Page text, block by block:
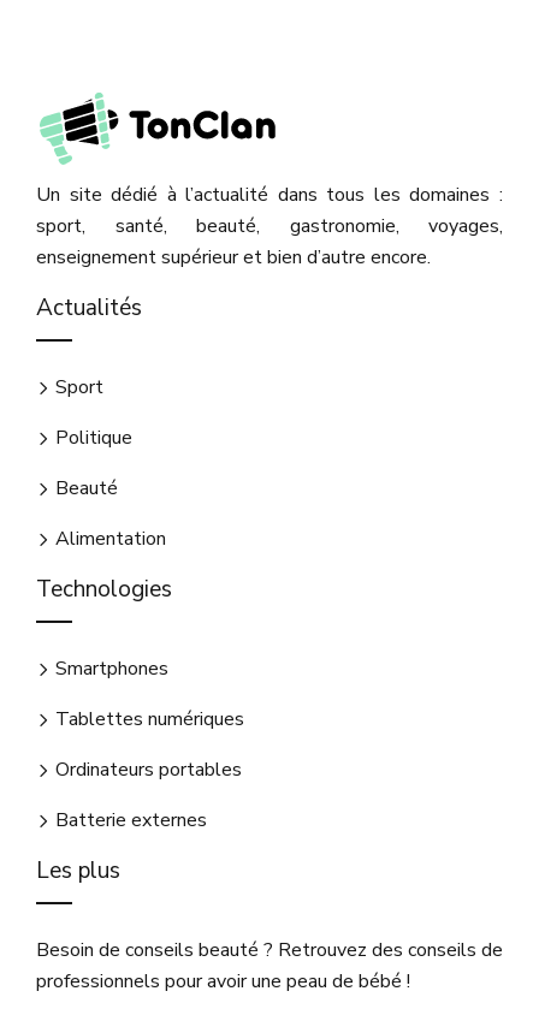
Un site dédié à l’actualité dans tous les domaines :
sport, santé, beauté, gastronomie, voyages,
enseignement supérieur et bien d’autre encore.
Actualités
Sport
Politique
Beauté
Alimentation
Technologies
Smartphones
Tablettes numériques
Ordinateurs portables
Batterie externes
Les plus
Besoin de conseils beauté ? Retrouvez des conseils de
professionnels pour avoir une peau de bébé !